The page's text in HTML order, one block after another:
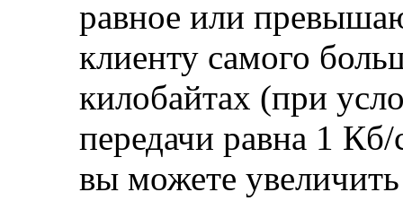
равное или
клиенту самого
килобайтах (при
передачи равна 1
вы можете